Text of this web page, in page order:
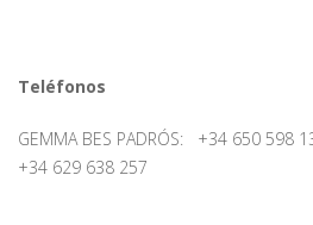
Teléfonos
GEMMA BES PADRÓS: +34 650 598
+34 629 638 257